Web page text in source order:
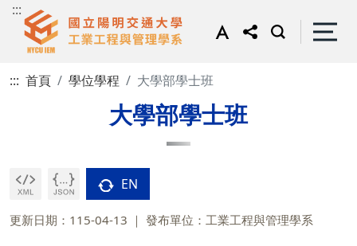
:::
::: 首頁 學位學程 大學部學士班
大學部學士班
EN
更新日期：115-04-13 發布單位：工業工程與管理學系